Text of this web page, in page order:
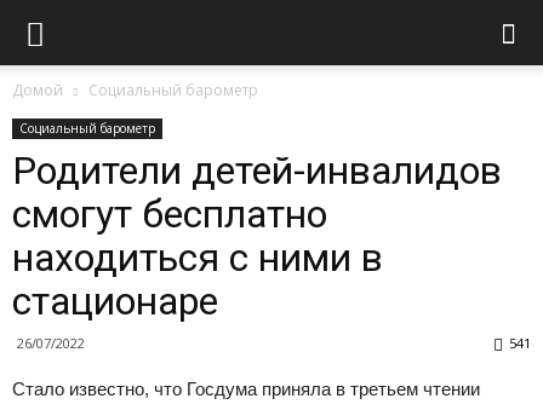
Домой Социальный барометр
Социальный барометр
Родители детей-инвалидов
смогут бесплатно
находиться с ними в
стационаре
26/07/2022 541
Стало известно, что Госдума приняла в третьем чтении